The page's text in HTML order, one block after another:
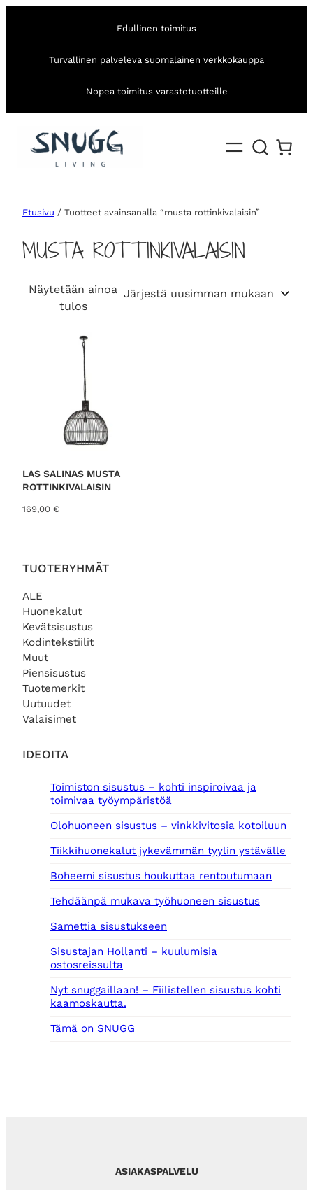
Edullinen toimitus
Turvallinen palveleva suomalainen verkkokauppa
Nopea toimitus varastotuotteille
TUOTERYHMÄT
ALE
Huonekalut
Kevätsisustus
Kodintekstiilit
Muut
Piensisustus
Tuotemerkit
Uutuudet
Valaisimet
IDEOITA
Toimiston sisustus – kohti inspiroivaa ja
toimivaa työympäristöä
Olohuoneen sisustus – vinkkivitosia kotoiluun
Tiikkihuonekalut jykevämmän tyylin ystävälle
Boheemi sisustus houkuttaa rentoutumaan
Tehdäänpä mukava työhuoneen sisustus
Samettia sisustukseen
Sisustajan Hollanti – kuulumisia
ostosreissulta
Nyt snuggaillaan! – Fiilistellen sisustus kohti
kaamoskautta.
Tämä on SNUGG
Etusivu / Tuotteet avainsanalla “musta rottinkivalaisin”
MUSTA ROTTINKIVALAISIN
Näytetään ainoa
tulos
LAS SALINAS MUSTA
ROTTINKIVALAISIN
169,00 €
ASIAKASPALVELU